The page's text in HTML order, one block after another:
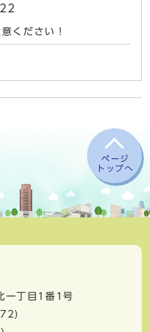
ください！
ページ
トップへ
一丁目1番1号